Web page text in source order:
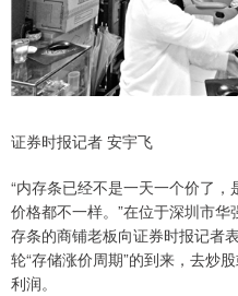
证券时报记者 安宇飞
“内存条已经不是一天一个价了
价格都不一样。”在位于深圳市
存条的商铺老板向证券时报记者
轮“存储涨价周期”的到来，去炒
利润。